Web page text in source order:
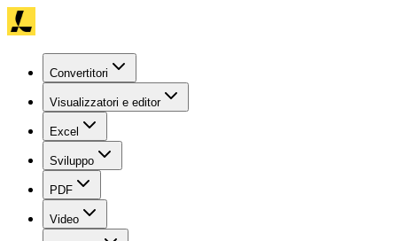
Convertitori
Visualizzatori e editor
Excel
Sviluppo
PDF
Video